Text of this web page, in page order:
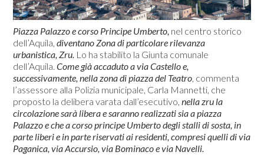
Piazza Palazzo e corso Principe Umberto, nel centro storico
dell’Aquila,diventano Zona di particolare rilevanza
urbanistica, Zru. Lo ha stabilito la Giunta comunale
dell’Aquila.Come già accaduto a via Castello e,
successivamente, nella zona di piazza del Teatro, commenta
l’assessore alla Polizia municipale, Carla Mannetti, che
proposto la delibera varata dall’esecutivo,nella zru la
circolazione sarà libera e saranno realizzati sia a piazza
Palazzo e che a corso principe Umberto degli stalli di sosta, in
parte liberi e in parte riservati ai residenti, compresi quelli di via
Paganica, via Accursio, via Bominaco e via Navelli.